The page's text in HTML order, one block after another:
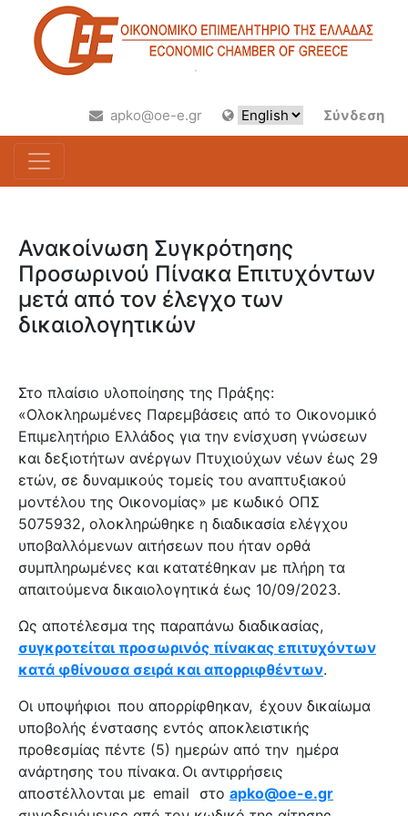
apko@oe-e.gr Σύνδεση
Ανακοίνωση Συγκρότησης
Προσωρινού Πίνακα Επιτυχόντων
μετά από τον έλεγχο των
δικαιολογητικών
Στο πλαίσιο υλοποίησης της Πράξης:
«Ολοκληρωμένες Παρεμβάσεις από το Οικονομικό
Επιμελητήριο Ελλάδος για την ενίσχυση γνώσεων
και δεξιοτήτων ανέργων Πτυχιούχων νέων έως 29
ετών, σε δυναμικούς τομείς του αναπτυξιακού
μοντέλου της Οικονομίας» με κωδικό ΟΠΣ
5075932, ολοκληρώθηκε η διαδικασία ελέγχου
υποβαλλόμενων αιτήσεων που ήταν ορθά
συμπληρωμένες και κατατέθηκαν με πλήρη τα
απαιτούμενα δικαιολογητικά έως 10/09/2023.
Ως αποτέλεσμα της παραπάνω διαδικασίας,
συγκροτείται προσωρινός πίνακας επιτυχόντων
κατά φθίνουσα σειρά και απορριφθέντων.
Οι υποψήφιοι που απορρίφθηκαν, έχουν δικαίωμα
υποβολής ένστασης εντός αποκλειστικής
προθεσμίας πέντε (5) ημερών από την ημέρα
ανάρτησης του πίνακα. Οι αντιρρήσεις
αποστέλλονται με email στο apko@oe-e.gr